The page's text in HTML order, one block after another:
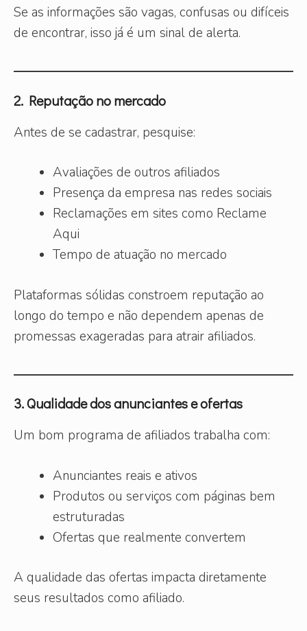
Se as informações são vagas, confusas ou difíceis
de encontrar, isso já é um sinal de alerta.
2. Reputação no mercado
Antes de se cadastrar, pesquise:
Avaliações de outros afiliados
Presença da empresa nas redes sociais
Reclamações em sites como Reclame
Aqui
Tempo de atuação no mercado
Plataformas sólidas constroem reputação ao
longo do tempo e não dependem apenas de
promessas exageradas para atrair afiliados.
3. Qualidade dos anunciantes e ofertas
Um bom programa de afiliados trabalha com:
Anunciantes reais e ativos
Produtos ou serviços com páginas bem
estruturadas
Ofertas que realmente convertem
A qualidade das ofertas impacta diretamente
seus resultados como afiliado.